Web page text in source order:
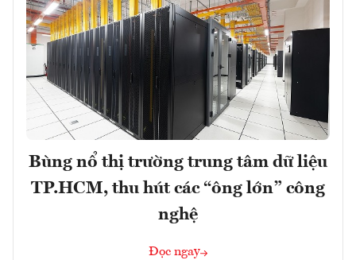
Bùng nổ thị trường trung tâm dữ liệu
TP.HCM, thu hút các “ông lớn” công
nghệ
Đọc ngay